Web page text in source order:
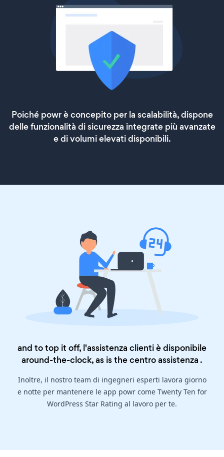
Poiché powr è concepito per la scalabilità, dispone
delle funzionalità di sicurezza integrate più avanzate
e di volumi elevati disponibili.
and to top it off, l'assistenza clienti è disponibile
around-the-clock, as is thecentro assistenza .
Inoltre, il nostro team di ingegneri esperti lavora giorno
e notte per mantenere le app powr come Twenty Ten for
WordPress Star Rating al lavoro per te.